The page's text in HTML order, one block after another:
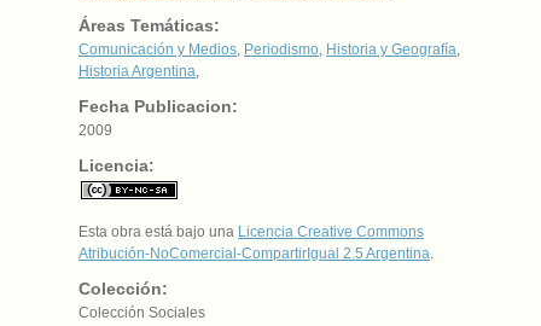
Áreas Temáticas:
Comunicación y Medios Periodismo Historia y Geografía
Historia Argentina
Fecha Publicacion:
2009
Licencia:
Esta obra está bajo una Licencia Creative Commons
Atribución-NoComercial-CompartirIgual 2.5 Argentina
Colección:
Colección Sociales